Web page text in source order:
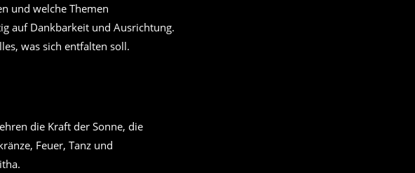
und welche Themen
auf Dankbarkeit und Ausrichtung.
was sich entfalten soll.
die Kraft der Sonne, die
Feuer, Tanz und